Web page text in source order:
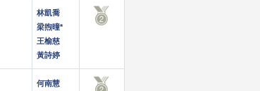
林凱喬
梁煦曈*
王榆慈
黃詩婷
何南慧